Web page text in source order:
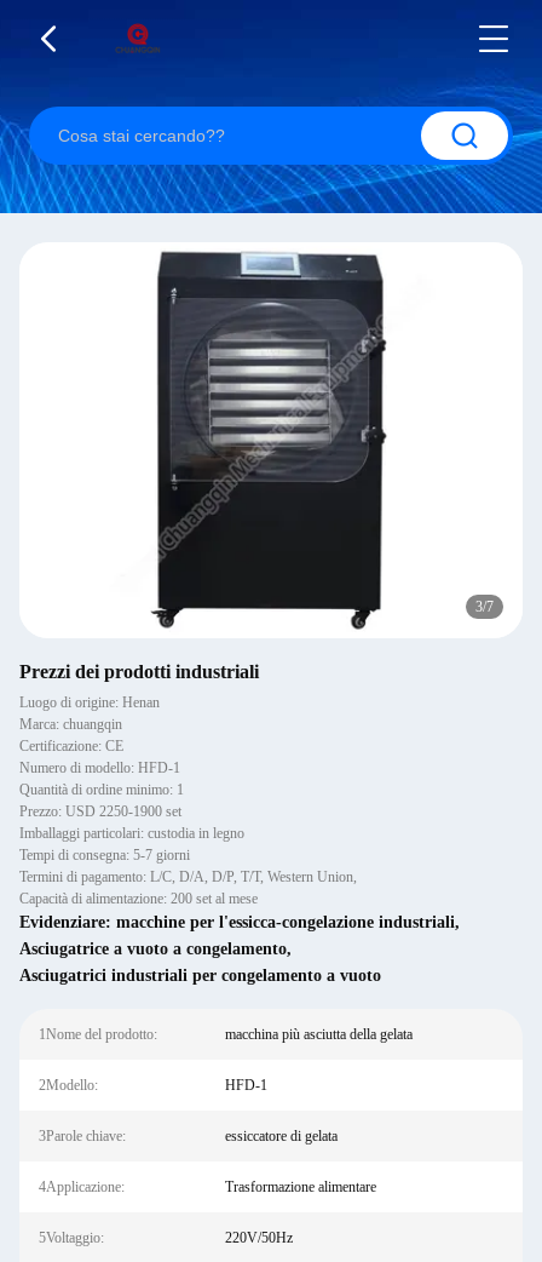
3/7
Prezzi dei prodotti industriali
Luogo di origine: Henan
Marca: chuangqin
Certificazione: CE
Numero di modello: HFD-1
Quantità di ordine minimo: 1
Prezzo: USD 2250-1900 set
Imballaggi particolari: custodia in legno
Tempi di consegna: 5-7 giorni
Termini di pagamento: L/C, D/A, D/P, T/T, Western Union,
Capacità di alimentazione: 200 set al mese
Evidenziare: macchine per l'essicca-congelazione industriali,
Asciugatrice a vuoto a congelamento,
Asciugatrici industriali per congelamento a vuoto
1Nome del prodotto: macchina più asciutta della gelata
2Modello: HFD-1
3Parole chiave: essiccatore di gelata
4Applicazione: Trasformazione alimentare
5Voltaggio: 220V/50Hz